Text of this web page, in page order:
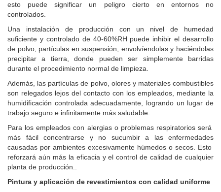
esto puede significar un peligro cierto en entornos no
controlados.
Una instalación de producción con un nivel de humedad
suficiente y controlado de 40-60%RH puede inhibir el desarrollo
de polvo, partículas en suspensión, envolvíendolas y haciéndolas
precipitar a tierra, donde pueden ser simplemente barridas
durante el procedimiento normal de limpieza.
Además, las partículas de polvo, olores y materiales combustibles
son relegados lejos del contacto con los empleados, mediante la
humidificación controlada adecuadamente, logrando un lugar de
trabajo seguro e infinitamente más saludable.
Para los empleados con alergias o problemas respiratorios será
más fácil concentrarse y no sucumbir a las enfermedades
causadas por ambientes excesivamente húmedos o secos. Esto
reforzará aún más la eficacia y el control de calidad de cualquier
planta de producción..
Pintura y aplicación de revestimientos con calidad uniforme